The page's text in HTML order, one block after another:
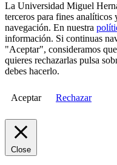
La Universidad Miguel
terceros para fines analíticos
navegación. En nuestra
información. Si continuas
"Aceptar", consideramos
quieres rechazarlas pulsa
debes hacerlo.
Aceptar Rechazar
Close